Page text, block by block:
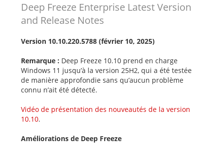
Deep Freeze Enterprise Latest Version
and Release Notes
Version 10.10.220.5788 (février 10, 2025)
Remarque : Deep Freeze 10.10 prend en charge
Windows 11 jusqu’à la version 25H2, qui a été testée
de manière approfondie sans qu’aucun problème
connu n’ait été détecté.
Vidéo de présentation des nouveautés de la version
10.10.
Améliorations de Deep Freeze